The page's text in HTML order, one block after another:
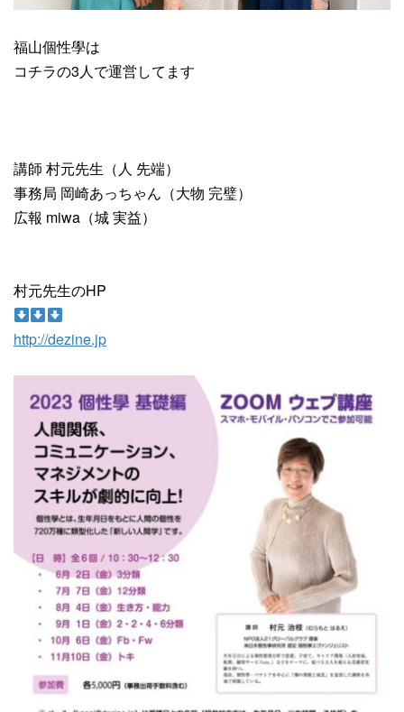
福山個性學は
コチラの3人で運営してます
講師 村元先生（人 先端）
事務局 岡崎あっちゃん（大物 完璧）
広報 miwa（城 実益）
村元先生のHP
http://dezine.jp